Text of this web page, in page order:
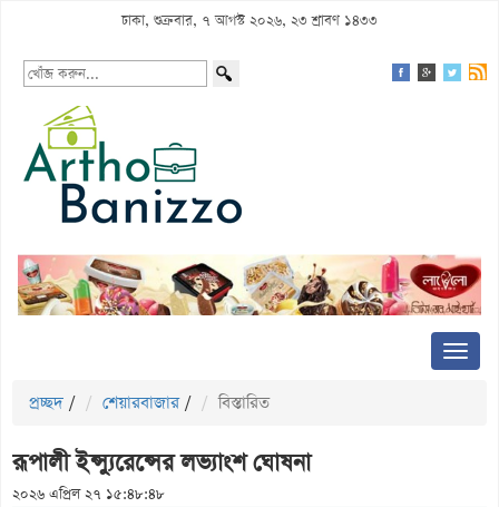
ঢাকা, শুক্রবার, ৭ আগস্ট ২০২৬, ২৩ শ্রাবণ ১৪৩৩
প্রচ্ছদ / শেয়ারবাজার / বিস্তারিত
রূপালী ইন্স্যুরেন্সের লভ্যাংশ ঘোষনা
২০২৬ এপ্রিল ২৭ ১৫:৪৮:৪৮